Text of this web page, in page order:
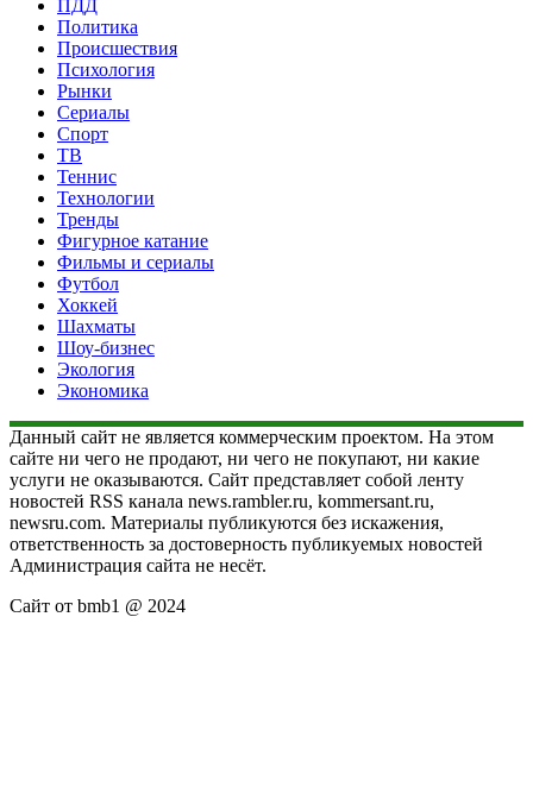
ПДД
Политика
Происшествия
Психология
Рынки
Сериалы
Спорт
ТВ
Теннис
Технологии
Тренды
Фигурное катание
Фильмы и сериалы
Футбол
Хоккей
Шахматы
Шоу-бизнес
Экология
Экономика
Данный сайт не является коммерческим проектом. На этом
сайте ни чего не продают, ни чего не покупают, ни какие
услуги не оказываются. Сайт представляет собой ленту
новостей RSS канала news.rambler.ru, kommersant.ru,
newsru.com. Материалы публикуются без искажения,
ответственность за достоверность публикуемых новостей
Администрация сайта не несёт.
Сайт от bmb1 @ 2024